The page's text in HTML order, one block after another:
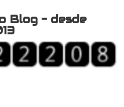
Blog - desde